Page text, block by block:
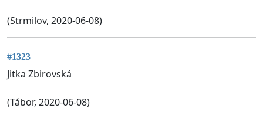
(Strmilov, 2020-06-08)
#1323
Jitka Zbirovská
(Tábor, 2020-06-08)